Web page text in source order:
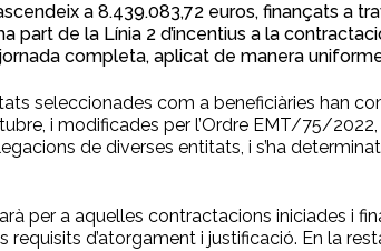
a 8.439.083,72 euros, finançats a
de la Línia 2 d’incentius a la
completa, aplicat de manera
seleccionades com a beneficiàries han
i modificades per l’Ordre EMT/75/2022,
de diverses entitats, i s’ha
per a aquelles contractacions iniciades i
d’atorgament i justificació. En la